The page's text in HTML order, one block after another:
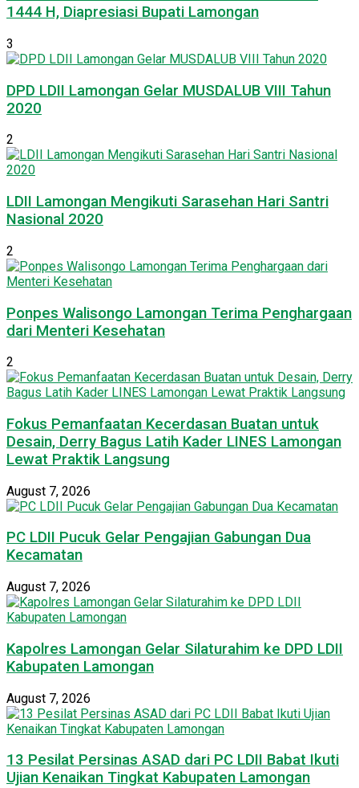
1444 H, Diapresiasi Bupati Lamongan
3
DPD LDII Lamongan Gelar MUSDALUB VIII Tahun
2020
2
LDII Lamongan Mengikuti Sarasehan Hari Santri
Nasional 2020
2
Ponpes Walisongo Lamongan Terima Penghargaan
dari Menteri Kesehatan
2
Fokus Pemanfaatan Kecerdasan Buatan untuk
Desain, Derry Bagus Latih Kader LINES Lamongan
Lewat Praktik Langsung
August 7, 2026
PC LDII Pucuk Gelar Pengajian Gabungan Dua
Kecamatan
August 7, 2026
Kapolres Lamongan Gelar Silaturahim ke DPD LDII
Kabupaten Lamongan
August 7, 2026
13 Pesilat Persinas ASAD dari PC LDII Babat Ikuti
Ujian Kenaikan Tingkat Kabupaten Lamongan